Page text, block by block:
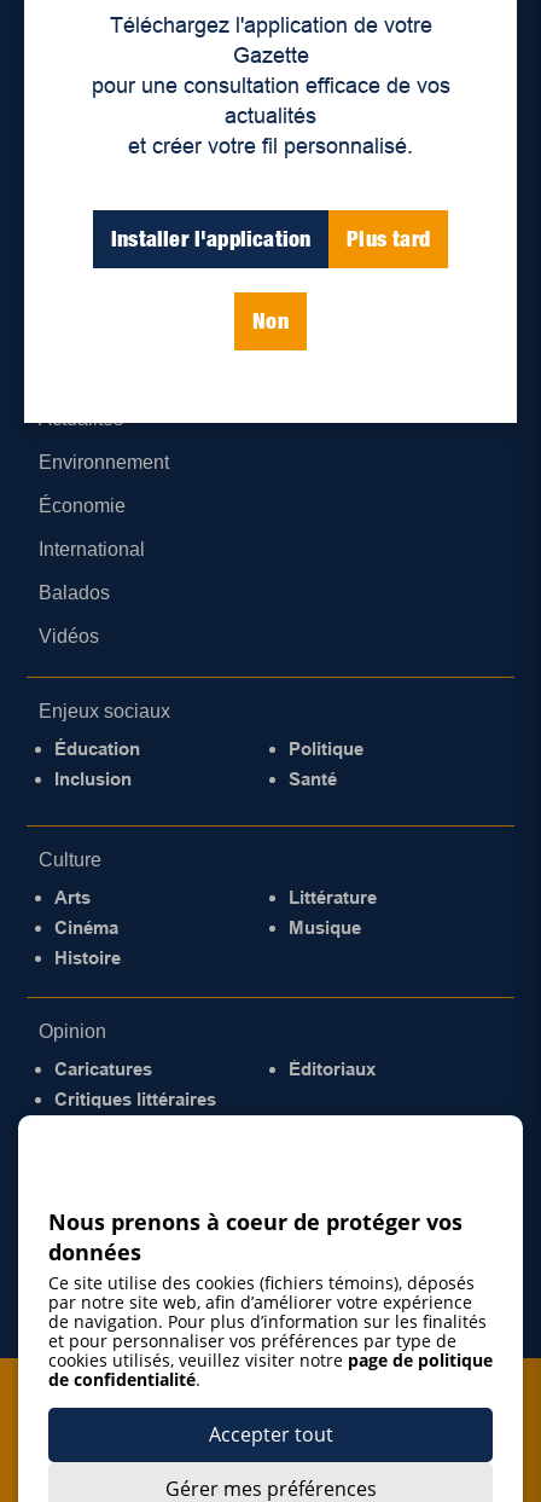
Téléchargez l'application de votre
Gazette
pour une consultation efficace de vos
actualités
et créer votre fil personnalisé.
Installer l'application Plus tard
Non
Déontologie et confidentialité
Devenir partenaire
Lieux de distribution
Nous joindre
Parutions numériques
Actualités
Environnement
Économie
International
Balados
Vidéos
Enjeux sociaux
Éducation
Inclusion
Politique
Santé
Culture
Arts
Cinéma
Histoire
Littérature
Musique
Opinion
Caricatures
Critiques littéraires
Éditoriaux
Je m'abonne à l'infolettre
Nous prenons à coeur de protéger vos
données
Ce site utilise des cookies (fichiers témoins), déposés
par notre site web, afin d’améliorer votre expérience
de navigation. Pour plus d’information sur les finalités
et pour personnaliser vos préférences par type de
cookies utilisés, veuillez visiter notre page de politique
de confidentialité.
Accepter tout
Gérer mes préférences